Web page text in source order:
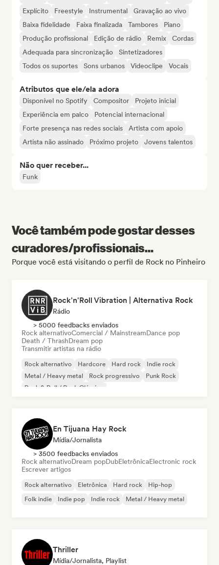
Explícito
Freestyle Instrumental
Gravação ao vivo
Baixa fidelidade
Faixa finalizada Tambores
Piano
Produção profissional
Edição de rádio Remix
Cordas
Adequada para sincronização
Sintetizadores
Todos os suportes
Sons urbanos Videoclipe Vocais
Atributos que ele/ela adora
Disponível no Spotify Compositor
Projeto inicial
Experiência em palco
Potencial internacional
Forte presença nas redes sociais
Artista com apoio
Artista não assinado
Próximo projeto Jovens talentos
Não quer receber...
Funk
Você também pode gostar desses
curadores/profissionais...
Porque você está visitando o perfil de Rock no Pinheiro
Rock'n'Roll Vibration | Alternativa Rock
Rádio
> 5000 feedbacks enviados
Rock alternativoComercial / MainstreamDance pop
Death / ThrashDream pop
Transmitir artistas na rádio
Rock alternativo Hardcore Hard rock
Indie rock
Metal / Heavy metal
Rock progressivo
Punk Rock
Rock & Roll / Rock Clássico
En Tijuana Hay Rock
Mídia/Jornalista
> 3500 feedbacks enviados
Rock alternativoDream popDubEletrônicaElectronic rock
Escrever artigos
Rock alternativo Eletrônica Hard rock
Hip-hop
Folk indie
Indie pop Indie rock Metal / Heavy metal
Thriller
Mídia/Jornalista, Playlist